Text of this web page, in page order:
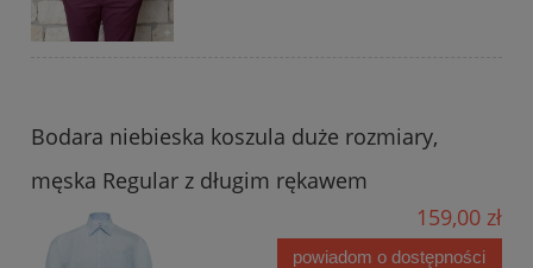
Bodara niebieska koszula duże rozmiary,
męska Regular z długim rękawem
159,00 zł
powiadom o dostępności